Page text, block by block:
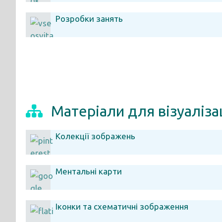
Розробки занять
Матеріали для
Колекції зображень
Ментальні карти
Іконки та схематичні зображення